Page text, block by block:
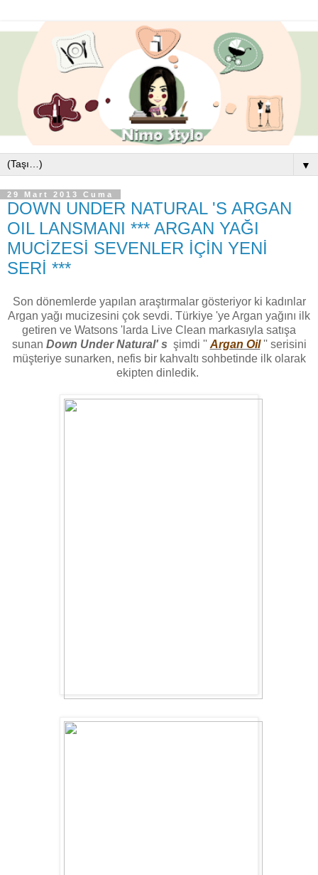
▼
29 Mart 2013 Cuma
DOWN UNDER NATURAL 'S ARGAN
OIL LANSMANI *** ARGAN YAĞI
MUCİZESİ SEVENLER İÇİN YENİ
SERİ ***
Son dönemlerde yapılan araştırmalar gösteriyor ki kadınlar
Argan yağı mucizesini çok sevdi. Türkiye 'ye Argan yağını ilk
getiren ve Watsons 'larda Live Clean markasıyla satışa
sunan Down Under Natural' s şimdi ''Argan Oil'' serisini
müşteriye sunarken, nefis bir kahvaltı sohbetinde ilk olarak
ekipten dinledik.